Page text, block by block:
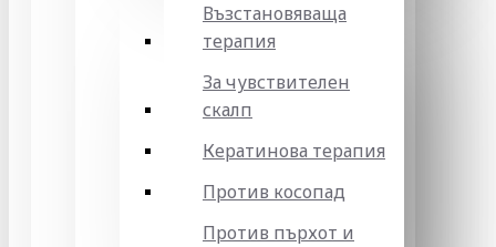
Възстановяваща
терапия
За чувствителен
скалп
Кератинова терапия
Против косопад
Против пърхот и